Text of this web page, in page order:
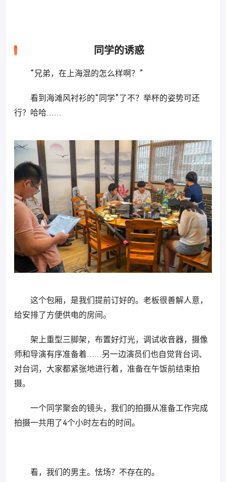
同学的诱惑
“兄弟，在上海混的怎么样啊？”
看到海滩风衬衫的“同学”了不？举杯的姿势可还
行？哈哈……
这个包厢，是我们提前订好的。老板很善解人意，
给安排了方便供电的房间。
架上重型三脚架，布置好灯光，调试收音器，摄像
师和导演有序准备着……另一边演员们也自觉背台词、
对台词，大家都紧张地进行着，准备在午饭前结束拍
摄。
一个同学聚会的镜头，我们的拍摄从准备工作完成
拍摄一共用了4个小时左右的时间。
看，我们的男主。怯场？不存在的。